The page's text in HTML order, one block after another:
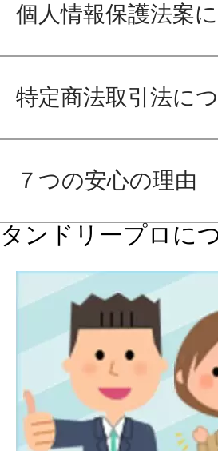
個人情報保護法案
特定商法取引法に
７つの安心の理由
タンドリープロに